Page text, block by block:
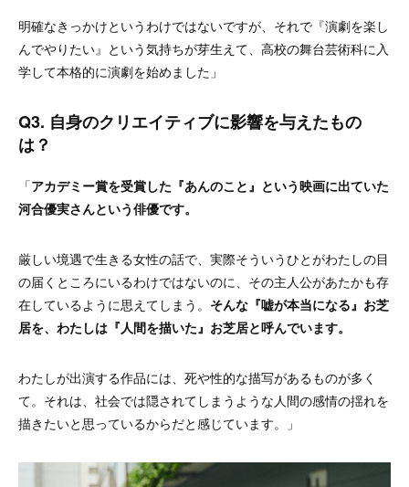
明確なきっかけというわけではないですが、それで『演劇を楽し
んでやりたい』という気持ちが芽生えて、高校の舞台芸術科に入
学して本格的に演劇を始めました 」
Q3. 自身のクリエイティブに影響を与えたもの
は？
「アカデミー賞を受賞した『あんのこと』という映画に出ていた
河合優実さんという俳優です。
厳しい境遇で生きる女性の話で、実際そういうひとがわたしの目
の届くところにいるわけではないのに、その主人公があたかも存
在しているように思えてしまう。 そんな『嘘が本当になる』お芝
居を、わたしは『人間を描いた』お芝居と呼んでいます。
わたしが出演する作品には、死や性的な描写があるものが多く
て。それは、社会では隠されてしまうような人間の感情の揺れを
描きたいと思っているからだと感じています。」